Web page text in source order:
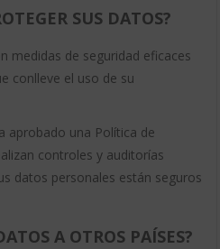
SUS DATOS?
medidas de seguridad eficaces
conlleve el uso de su
aprobado una Política de
controles y auditorías
datos personales están seguros
A OTROS PAÍSES?